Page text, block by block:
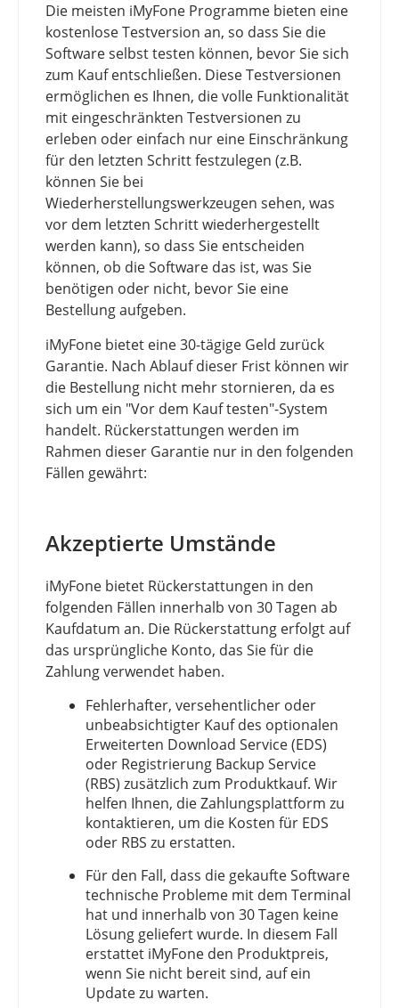
Die meisten iMyFone Programme bieten eine
kostenlose Testversion an, so dass Sie die
Software selbst testen können, bevor Sie sich
zum Kauf entschließen. Diese Testversionen
ermöglichen es Ihnen, die volle Funktionalität
mit eingeschränkten Testversionen zu
erleben oder einfach nur eine Einschränkung
für den letzten Schritt festzulegen (z.B.
können Sie bei
Wiederherstellungswerkzeugen sehen, was
vor dem letzten Schritt wiederhergestellt
werden kann), so dass Sie entscheiden
können, ob die Software das ist, was Sie
benötigen oder nicht, bevor Sie eine
Bestellung aufgeben.
iMyFone bietet eine 30-tägige Geld zurück
Garantie. Nach Ablauf dieser Frist können wir
die Bestellung nicht mehr stornieren, da es
sich um ein "Vor dem Kauf testen"-System
handelt. Rückerstattungen werden im
Rahmen dieser Garantie nur in den folgenden
Fällen gewährt:
Akzeptierte Umstände
iMyFone bietet Rückerstattungen in den
folgenden Fällen innerhalb von 30 Tagen ab
Kaufdatum an. Die Rückerstattung erfolgt auf
das ursprüngliche Konto, das Sie für die
Zahlung verwendet haben.
Fehlerhafter, versehentlicher oder
unbeabsichtigter Kauf des optionalen
Erweiterten Download Service (EDS)
oder Registrierung Backup Service
(RBS) zusätzlich zum Produktkauf. Wir
helfen Ihnen, die Zahlungsplattform zu
kontaktieren, um die Kosten für EDS
oder RBS zu erstatten.
Für den Fall, dass die gekaufte Software
technische Probleme mit dem Terminal
hat und innerhalb von 30 Tagen keine
Lösung geliefert wurde. In diesem Fall
erstattet iMyFone den Produktpreis,
wenn Sie nicht bereit sind, auf ein
Update zu warten.